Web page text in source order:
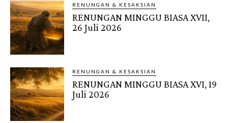
RENUNGAN & KESAKSIAN
RENUNGAN MINGGU BIASA XVII,
26 Juli 2026
RENUNGAN & KESAKSIAN
RENUNGAN MINGGU BIASA XVI, 19
Juli 2026